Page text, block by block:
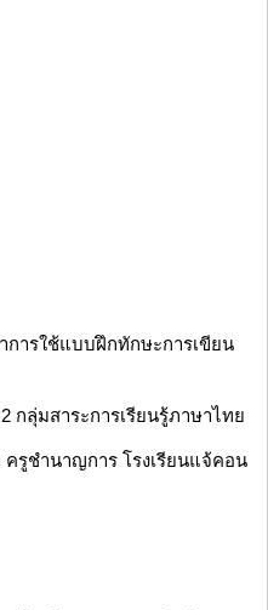
การใช้แบบฝึกทักษะการเขียน
กลุ่มสาระการเรียนรู้ภาษาไทย
ครูชำนาญการ โรงเรียนแจ้คอน